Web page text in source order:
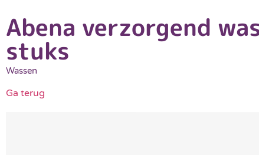
Abena verzorgend
stuks
Wassen
Ga terug